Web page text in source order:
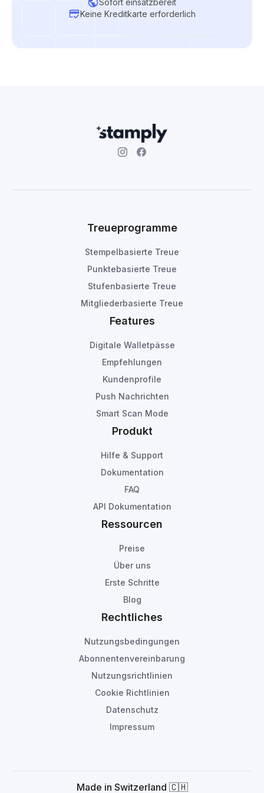
Sofort einsatzbereit
Keine Kreditkarte erforderlich
Treueprogramme
Stempelbasierte Treue
Punktebasierte Treue
Stufenbasierte Treue
Mitgliederbasierte Treue
Features
Digitale Walletpässe
Empfehlungen
Kundenprofile
Push Nachrichten
Smart Scan Mode
Produkt
Hilfe & Support
Dokumentation
FAQ
API Dokumentation
Ressourcen
Preise
Über uns
Erste Schritte
Blog
Rechtliches
Nutzungsbedingungen
Abonnentenvereinbarung
Nutzungsrichtlinien
Cookie Richtlinien
Datenschutz
Impressum
Made in Switzerland 🇨🇭